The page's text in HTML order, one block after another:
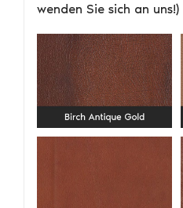
wenden Sie sich an uns!)